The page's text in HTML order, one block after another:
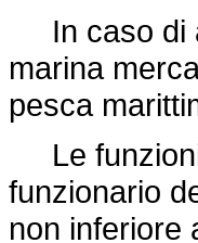
In caso di
marina
pesca
Le funzioni
funzionario
non inferiore